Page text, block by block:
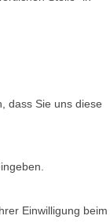
dass Sie uns diese
Einwilligung beim